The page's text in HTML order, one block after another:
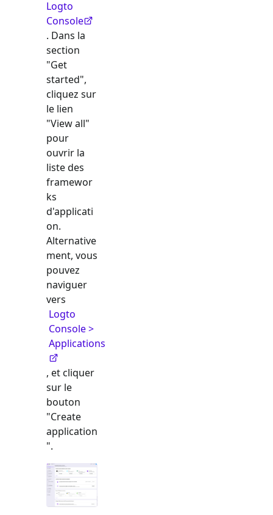
Logto
Console
. Dans la
section
"Get
started",
cliquez sur
le lien
"View all"
pour
ouvrir la
liste des
framewor
ks
d'applicati
on.
Alternative
ment, vous
pouvez
naviguer
vers
Logto
Console >
Applications
, et cliquer
sur le
bouton
"Create
application
".